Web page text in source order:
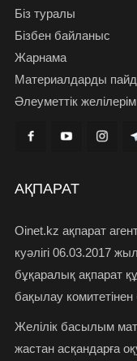
Біз туралы
Бізбен байланыс
Жарнама
Материалдарды
Әлеуметтік
АҚПАРАТ
Oinet.kz ақпарат
куәлігі 06.03.2017
бұқаралық ақпарат
бақылау комитетінен
Желілік басылым
жастан асқандарға